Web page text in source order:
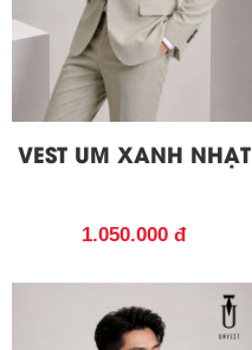
VEST UM XANH NHẠT
1.050.000 đ